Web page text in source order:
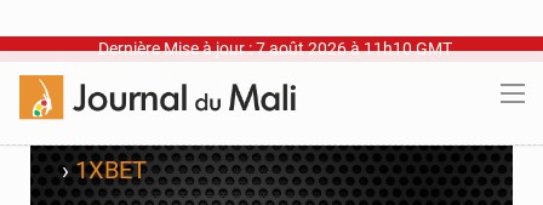
Dernière Mise à jour : 7 août 2026 à 11h10 GMT
›1XBET